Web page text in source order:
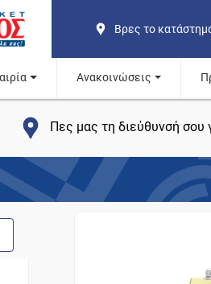
Βρες το
Ανακοινώσεις
Πες μας τη διεύθυνσή σου